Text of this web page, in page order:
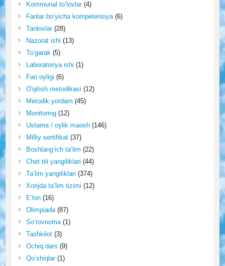
Kommunal to‘lovlar(4)
Fanlar bo‘yicha kompetensiya(6)
Tanlovlar(28)
Nazorat ishi (13)
To‘garak(5)
Laboratoriya ishi (1)
Fan oyligi (6)
O'qitish metodikasi (12)
Metodik yordam (45)
Monitoring(12)
Ustama / oylik maosh(146)
Milliy sertifikat(37)
Boshlang‘ich ta’lim (22)
Chet tili yangiliklari (44)
Ta’lim yangiliklari (374)
Xorijda ta’lim tizimi (12)
E’lon(16)
Olimpiada(87)
So‘rovnoma(1)
Tashkilot(3)
Ochiq dars (9)
Qo‘shiqlar(1)